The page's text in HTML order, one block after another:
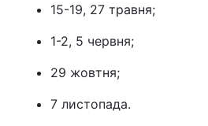
15-19, 27 травня;
1-2, 5 червня;
29 жовтня;
7 листопада.